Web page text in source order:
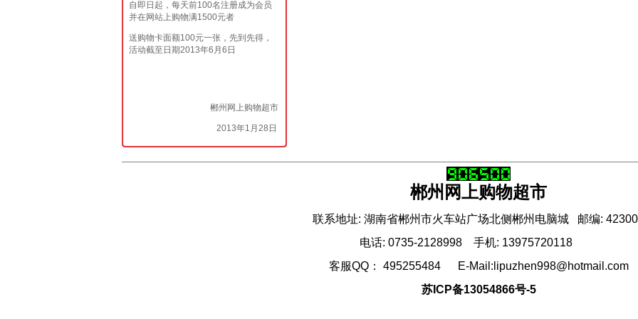
自即日起，每天前100名注册成为会员
并在网站上购物满1500元者
送购物卡面额100元一张，先到先得，
活动截至日期2013年6月6日
郴州网上购物超市
2013年1月28日
郴州网上购物超市
联系地址: 湖南省郴州市火车站广场北侧郴州电脑城 邮编:
电话: 0735-2128998 手机: 13975720118
客服QQ： 495255484 E-Mail:lipuzhen998@hotmail.com
苏ICP备13054866号-5